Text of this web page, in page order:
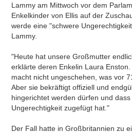
Lammy am Mittwoch vor dem
Enkelkinder von Ellis auf der
werde eine "schwere
Lammy.
"Heute hat unsere Großmutter
erklärte deren Enkelin Laura
macht nicht ungeschehen, was vor
Aber sie bekräftigt offiziell und
hingerichtet werden dürfen und
Ungerechtigkeit zugefügt hat."
Der Fall hatte in Großbritannien zu